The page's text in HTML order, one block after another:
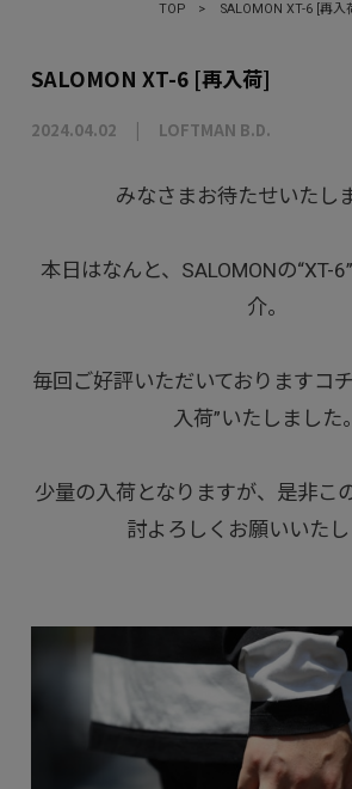
TOP > SALOMON XT-6 [再入
SALOMON XT-6 [再入荷]
2024.04.02 LOFTMAN B.D.
みなさまお待たせいたし
本日はなんと、SALOMONの“XT-
介。
毎回ご好評いただいておりますコ
入荷”いたしました。
少量の入荷となりますが、是非こ
討よろしくお願いいたし